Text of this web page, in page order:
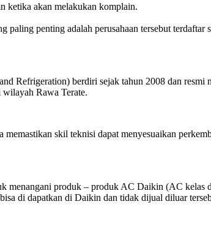
ketika akan melakukan komplain.
penting adalah perusahaan tersebut terdaftar
Refrigeration) berdiri sejak tahun 2008 dan resmi
Rawa Terate.
skil teknisi dapat menyesuaikan
produk – produk AC Daikin (AC kelas
di dapatkan di Daikin dan tidak dijual diluar